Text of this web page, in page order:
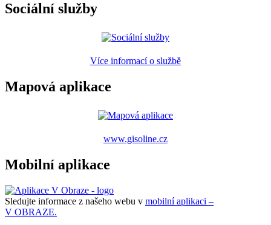
Sociální služby
Více informací o službě
Mapová aplikace
www.gisoline.cz
Mobilní aplikace
Sledujte informace z našeho webu v mobilní aplikaci –
V OBRAZE.